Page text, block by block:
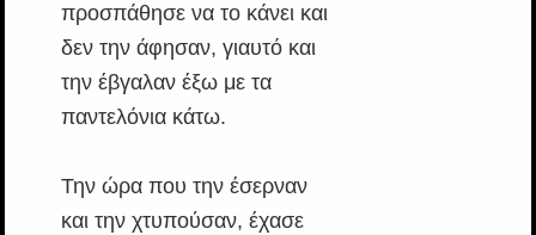
προσπάθησε να το κάνει και
δεν την άφησαν, γιαυτό και
την έβγαλαν έξω με τα
παντελόνια κάτω.
Την ώρα που την έσερναν
και την χτυπούσαν, έχασε